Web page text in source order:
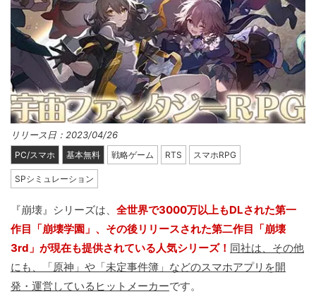
リリース日：2023/04/26
PC/スマホ 基本無料 戦略ゲーム RTS スマホRPG
SPシミュレーション
『崩壊』シリーズは、 全世界で3000万以上もDLされた第一
作目「崩壊学園」、その後リリースされた第二作目「崩壊
3rd」が現在も提供されている人気シリーズ！ 同社は、その他
にも、「原神」や「未定事件簿」などのスマホアプリを開
発・運営しているヒットメーカーです。